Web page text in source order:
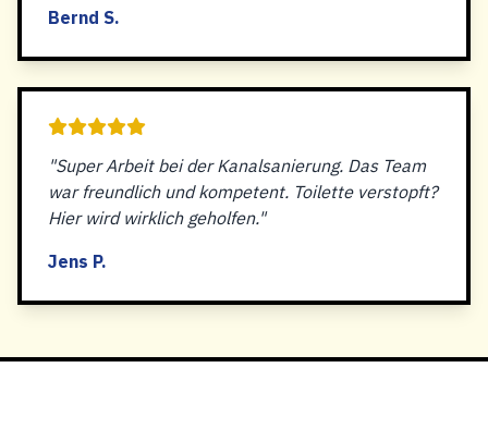
Bernd S.
"Super Arbeit bei der Kanalsanierung. Das Team
war freundlich und kompetent. Toilette verstopft?
Hier wird wirklich geholfen."
Jens P.